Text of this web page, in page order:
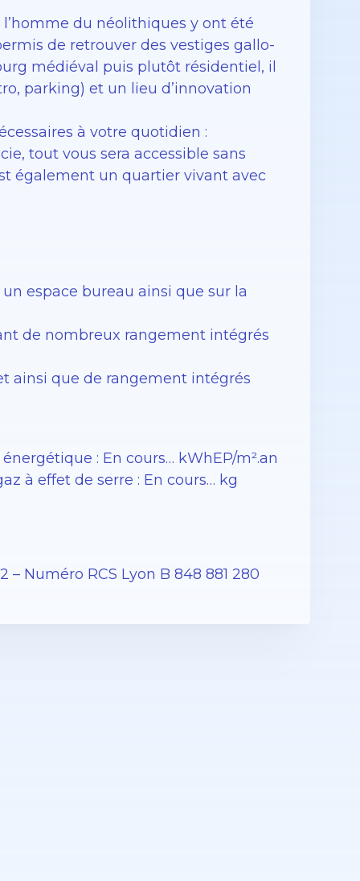
du néolithiques y ont été
de retrouver des vestiges gallo-
médiéval puis plutôt résidentiel, il
parking) et un lieu d’innovation
à votre quotidien :
tout vous sera accessible sans
également un quartier vivant avec
espace bureau ainsi que sur la
de nombreux rangement intégrés
ainsi que de rangement intégrés
: En cours… kWhEP/m².an
à effet de serre : En cours… kg
– Numéro RCS Lyon B 848 881 280